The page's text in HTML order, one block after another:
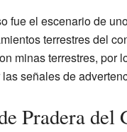
fue el escenario de
terrestres del
minas terrestres, por
señales de
Pradera del